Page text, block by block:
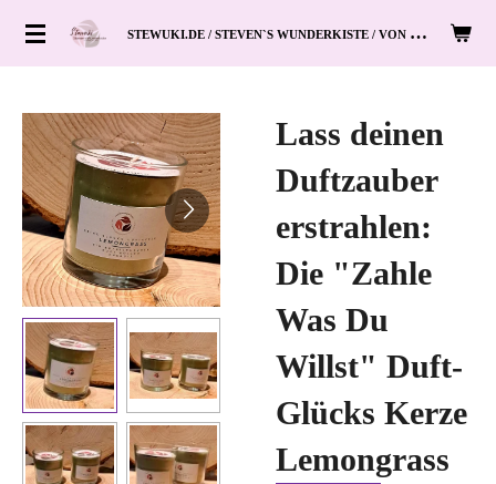
Zum
S
TEWUKI.DE / STEVEN`S WUNDERKISTE / VON HAND ZUM HERZ
Lass deinen
Duftzauber
erstrahlen:
Die "Zahle
Was Du
Willst" Duft-
Glücks Kerze
Lemongrass